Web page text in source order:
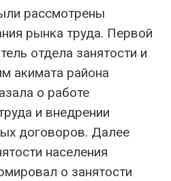
рассмотрены
рынка труда. Первой
отдела занятости и
акимата района
о работе
и внедрении
договоров. Далее
населения
о занятости